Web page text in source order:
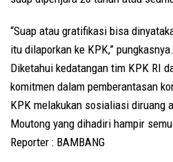
“Suap atau gratifikasi bisa
itu dilaporkan ke KPK,” pungkasnya.
Diketahui kedatangan tim KPK RI
komitmen dalam pemberantasan
KPK melakukan sosialiasi diruang
Moutong yang dihadiri hampir
Reporter : BAMBANG